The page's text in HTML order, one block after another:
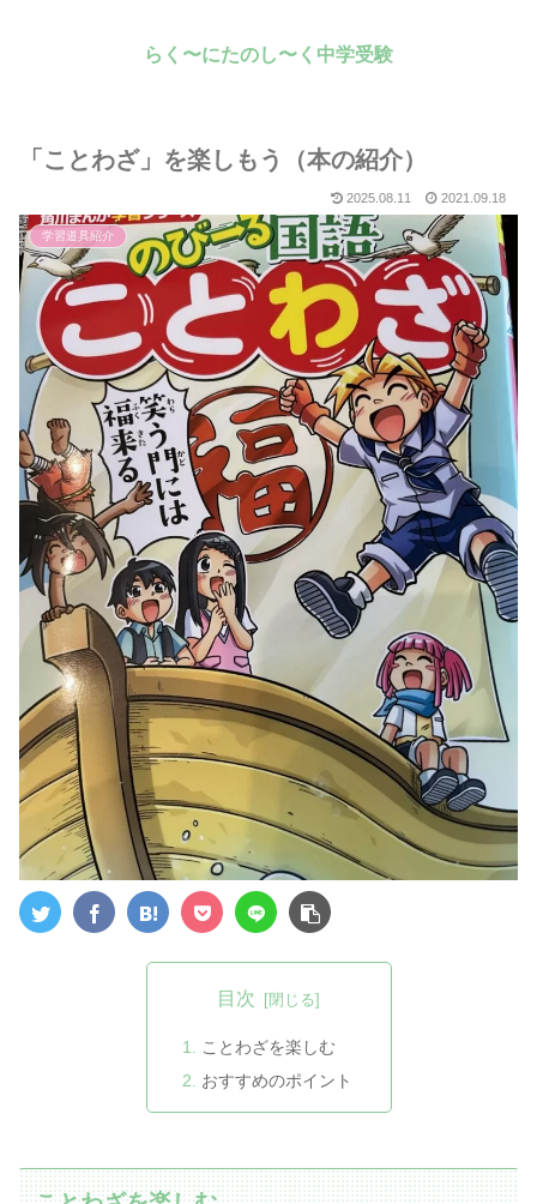
らく〜にたのし〜く中学受験
「ことわざ」を楽しもう（本の紹介）
2025.08.11 2021.09.18
学習道具紹介
目次
ことわざを楽しむ
おすすめのポイント